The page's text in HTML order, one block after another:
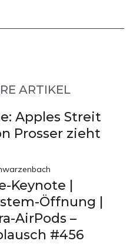
ARTIKEL
Apples Streit
Prosser zieht
Keynote |
Öffnung |
AirPods –
#456